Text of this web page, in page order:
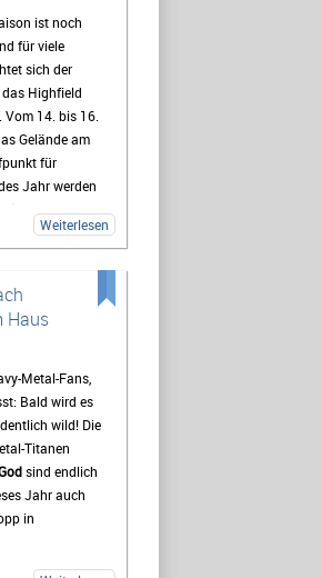
ist noch
für viele
sich der
Highfield
14. bis 16.
Gelände am
für
Jahr werden
erwartet,
Camping
den
Besonders
und Hip-Hop
gemischtes
2026 stehen
dem
Bühnen zum
Headliner
oft sind es
Konzerte ist
Campingplatz.
schon lange,
Weiterlesen
Haus
Metal-Fans,
Bald wird es
wild! Die
Titanen
sind endlich
Jahr auch
in